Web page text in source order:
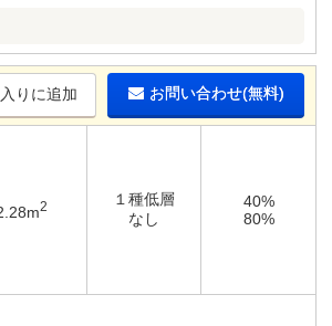
りに追加 お問い合わせ(無料)
2
１種低層
なし
40%
80%